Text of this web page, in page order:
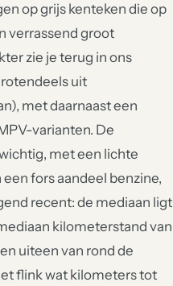
op grijs kenteken die op
verrassend groot
zie je terug in ons
uit
met daarnaast een
varianten. De
met een lichte
fors aandeel benzine,
recent: de mediaan ligt
kilometerstand van
uiteen van rond de
flink wat kilometers tot